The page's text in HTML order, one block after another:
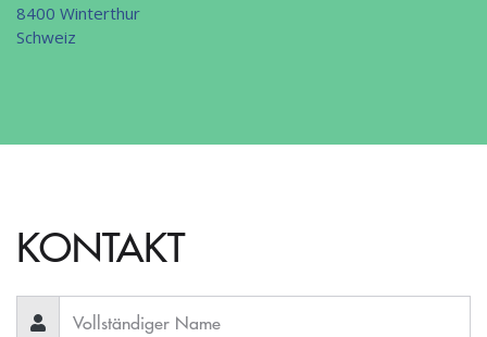
8400 Winterthur
Schweiz
KONTAKT